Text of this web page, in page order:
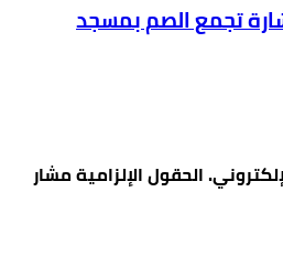
تجمع الصم بمسجد
الحقول الإلزامية مشار